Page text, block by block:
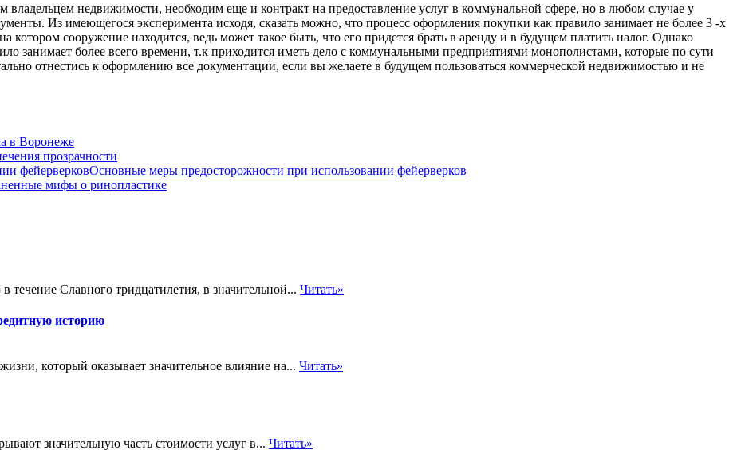
недвижимости, необходим еще и контракт на предоставление услуг в коммунальной сфере, но в любом случае у
Из имеющегося эксперимента исходя, сказать можно, что процесс оформления покупки как правило занимает не более 3 -х
котором сооружение находится, ведь может такое быть, что его придется брать в аренду и в будущем платить налог. Однако
занимает более всего времени, т.к приходится иметь дело с коммунальными предприятиями монополистами, которые по сути
отнестись к оформлению все документации, если вы желаете в будущем пользоваться коммерческой недвижимостью и не
в Воронеже
прозрачности
Основные меры предосторожности при использовании фейерверков
мифы о ринопластике
течение Славного тридцатилетия, в значительной... Читать»
историю
который оказывает значительное влияние на... Читать»
значительную часть стоимости услуг в... Читать»